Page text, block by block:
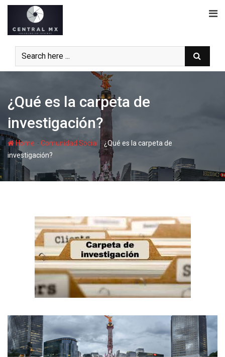
Skip
content
¿Qué es la carpeta de
investigación?
Home -Comunidad Social - ¿Qué es la carpeta de
investigación?